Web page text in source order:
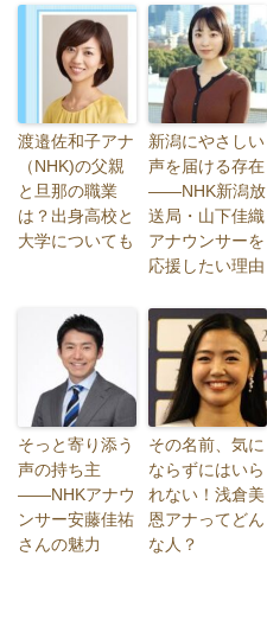
渡邉佐和子アナ
（NHK)の父親
と旦那の職業
は？出身高校と
大学についても
新潟にやさしい
声を届ける存在
――NHK新潟放
送局・山下佳織
アナウンサーを
応援したい理由
そっと寄り添う
声の持ち主
――NHKアナウ
ンサー安藤佳祐
さんの魅力
その名前、気に
ならずにはいら
れない！浅倉美
恩アナってどん
な人？